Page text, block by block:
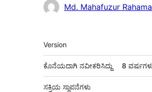
ಕೊಡುಗೆದಾರರುMd. Mahafuzur
ಮೆಟಾ
Version
ಕೊನೆಯದಾಗಿ ನವೀಕರಿಸಿದ್ದು 8
ಸಕ್ರಿಯ ಸ್ಥಾಪನೆಗಳು